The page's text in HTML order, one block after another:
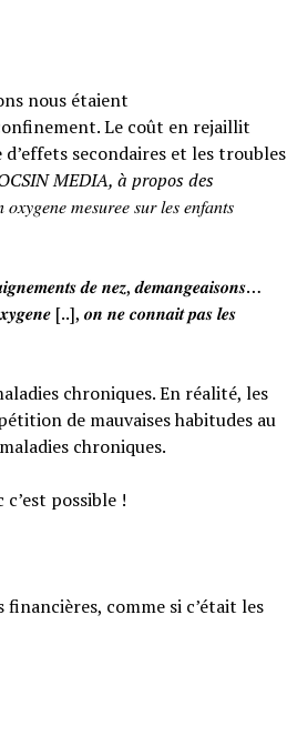
nous étaient
Le coût en rejaillit
secondaires et les troubles
MEDIA, à propos des
𝑚𝑒𝑠𝑢𝑟𝑒𝑒 𝑠𝑢𝑟 𝑙𝑒𝑠 𝑒𝑛𝑓𝑎𝑛𝑡𝑠
𝒔𝒂𝒊𝒈𝒏𝒆𝒎𝒆𝒏𝒕𝒔 𝒅𝒆 𝒏𝒆𝒛, 𝒅𝒆𝒎𝒂𝒏𝒈𝒆𝒂𝒊𝒔𝒐𝒏𝒔…
[..], 𝒐𝒏 𝒏𝒆 𝒄𝒐𝒏𝒏𝒂𝒊𝒕 𝒑𝒂𝒔 𝒍𝒆𝒔
chroniques. En réalité, les
de mauvaises habitudes au
chroniques.
possible !
comme si c’était les